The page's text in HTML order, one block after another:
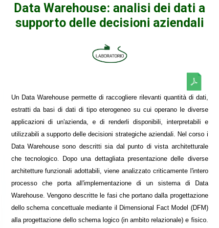
Data Warehouse: analisi dei dati a
supporto delle decisioni aziendali
Un Data Warehouse permette di raccogliere rilevanti quantità di dati,
estratti da basi di dati di tipo eterogeneo su cui operano le diverse
applicazioni di un'azienda, e di renderli disponibili, interpretabili e
utilizzabili a supporto delle decisioni strategiche aziendali. Nel corso i
Data Warehouse sono descritti sia dal punto di vista architetturale
che tecnologico. Dopo una dettagliata presentazione delle diverse
architetture funzionali adottabili, viene analizzato criticamente l'intero
processo che porta all'implementazione di un sistema di Data
Warehouse. Vengono descritte le fasi che portano dalla progettazione
dello schema concettuale mediante il Dimensional Fact Model (DFM)
alla progettazione dello schema logico (in ambito relazionale) e fisico.